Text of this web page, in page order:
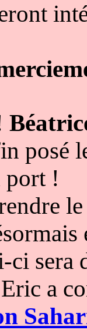
posé
port !
sera
a